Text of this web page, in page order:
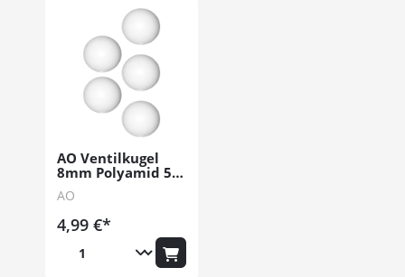
AO Ventilkugel
8mm Polyamid 5
Stk.
AO
4,99 €*